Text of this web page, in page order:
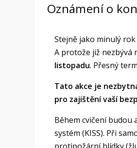
Oznámení o
Stejně jako minulý
A protože již nezbývá
listopadu. Přesný
Tato akce je
pro zajištění vaší
Během cvičení budou
systém (KISS). Při